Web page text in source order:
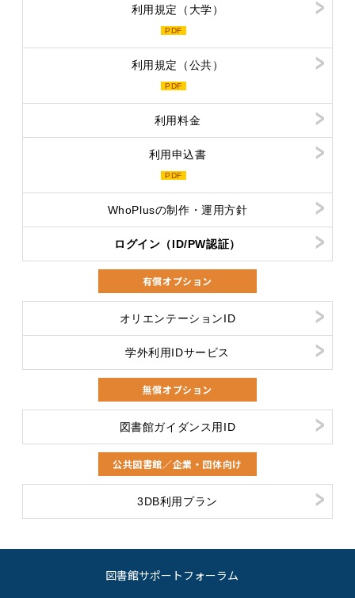
利用規定（大学）
PDF
利用規定（公共）
PDF
利用料金
利用申込書
PDF
WhoPlusの制作・運用方針
ログイン（ID/PW認証）
有償オプション
オリエンテーションID
学外利用IDサービス
無償オプション
図書館ガイダンス用ID
公共図書館／企業・団体向け
3DB利用プラン
図書館サポートフォーラム